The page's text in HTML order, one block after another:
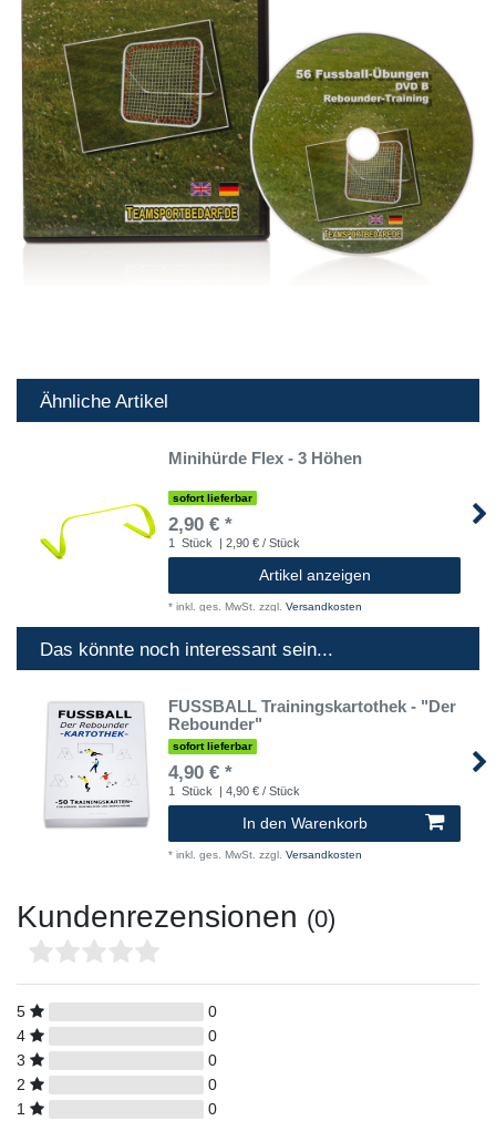
Ähnliche Artikel
Minihürde Flex - 3 Höhen
sofort lieferbar
2,90 € *
1 Stück | 2,90 € / Stück
Artikel anzeigen
* inkl. ges. MwSt. zzgl. Versandkosten
Das könnte noch interessant sein...
FUSSBALL Trainingskartothek - "Der
Rebounder"
sofort lieferbar
4,90 € *
1 Stück | 4,90 € / Stück
In den Warenkorb
* inkl. ges. MwSt. zzgl. Versandkosten
Kundenrezensionen (0)
5
0
4
0
3
0
2
0
1
0